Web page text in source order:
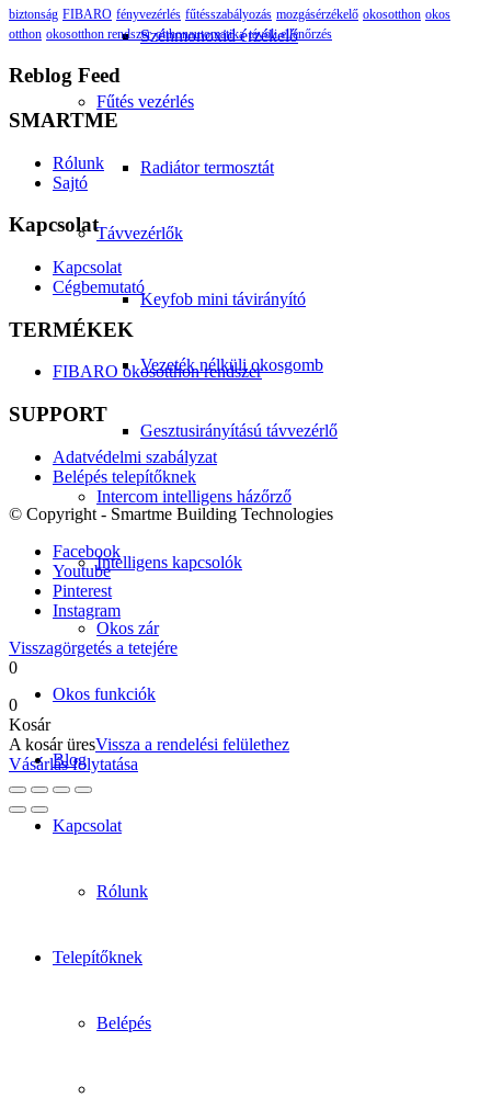
Szénmonoxid érzékelő
Fűtés vezérlés
Radiátor termosztát
Távvezérlők
Keyfob mini távirányító
Vezeték nélküli okosgomb
Gesztusirányítású távvezérlő
Intercom intelligens házőrző
Intelligens kapcsolók
Okos zár
Okos funkciók
Blog
Kapcsolat
Rólunk
Telepítőknek
Belépés
biztonság FIBARO fényvezérlés fűtésszabályozás mozgásérzékelő okosotthon okos
otthon okosotthon rendszer otthonautomatika távoli ellenőrzés
Reblog Feed
SMARTME
Rólunk
Sajtó
Kapcsolat
Kapcsolat
Cégbemutató
TERMÉKEK
FIBARO okosotthon rendszer
SUPPORT
Adatvédelmi szabályzat
Belépés telepítőknek
© Copyright - Smartme Building Technologies
Facebook
Youtube
Pinterest
Instagram
Visszagörgetés a tetejére
0
0
Kosár
A kosár üresVissza a rendelési felülethez
Vásárlás folytatása